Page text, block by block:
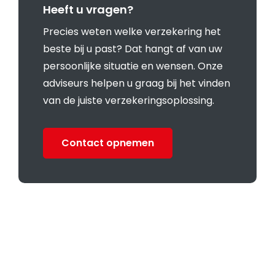
Heeft u vragen?
Precies weten welke verzekering het
beste bij u past? Dat hangt af van uw
persoonlijke situatie en wensen. Onze
adviseurs helpen u graag bij het vinden
van de juiste verzekeringsoplossing.
Contact opnemen